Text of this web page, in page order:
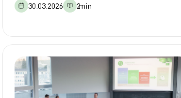
30.03.2026 2min